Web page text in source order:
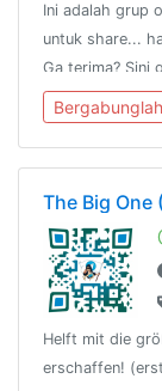
Ini adalah grup
untuk share...
Ga terima? Sini
https://
The Big One
Helft mit die
erschaffen!